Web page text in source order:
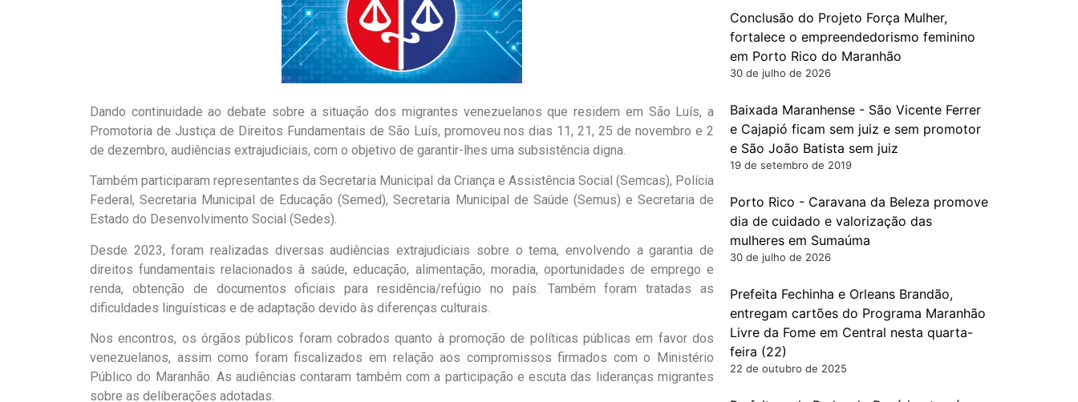
Dando continuidade ao debate sobre a situação dos migrantes venezuelanos que residem em São Luís, a
Promotoria de Justiça de Direitos Fundamentais de São Luís, promoveu nos dias 11, 21, 25 de novembro e 2
de dezembro, audiências extrajudiciais, com o objetivo de garantir-lhes uma subsistência digna.
Também participaram representantes da Secretaria Municipal da Criança e Assistência Social (Semcas), Polícia
Federal, Secretaria Municipal de Educação (Semed), Secretaria Municipal de Saúde (Semus) e Secretaria de
Estado do Desenvolvimento Social (Sedes).
Desde 2023, foram realizadas diversas audiências extrajudiciais sobre o tema, envolvendo a garantia de
direitos fundamentais relacionados à saúde, educação, alimentação, moradia, oportunidades de emprego e
renda, obtenção de documentos oficiais para residência/refúgio no país. Também foram tratadas as
dificuldades linguísticas e de adaptação devido às diferenças culturais.
Nos encontros, os órgãos públicos foram cobrados quanto à promoção de políticas públicas em favor dos
venezuelanos, assim como foram fiscalizados em relação aos compromissos firmados com o Ministério
Público do Maranhão. As audiências contaram também com a participação e escuta das lideranças migrantes
sobre as deliberações adotadas.
Conclusão do Projeto Força Mulher,
fortalece o empreendedorismo feminino
em Porto Rico do Maranhão
30 de julho de 2026
Baixada Maranhense - São Vicente Ferrer
e Cajapió ficam sem juiz e sem promotor
e São João Batista sem juiz
19 de setembro de 2019
Porto Rico - Caravana da Beleza promove
dia de cuidado e valorização das
mulheres em Sumaúma
30 de julho de 2026
Prefeita Fechinha e Orleans Brandão,
entregam cartões do Programa Maranhão
Livre da Fome em Central nesta quarta-
feira (22)
22 de outubro de 2025